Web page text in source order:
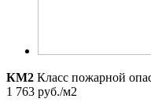
КМ2 Класс пожарной
1 763 руб./м2